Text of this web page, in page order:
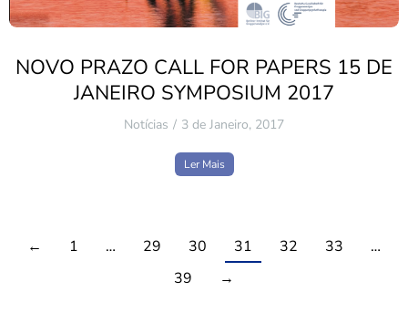
NOVO PRAZO CALL FOR PAPERS 15 DE
JANEIRO SYMPOSIUM 2017
Notícias 3 de Janeiro, 2017
Ler Mais
← 1 … 29 30 31 32 33
…
39
→